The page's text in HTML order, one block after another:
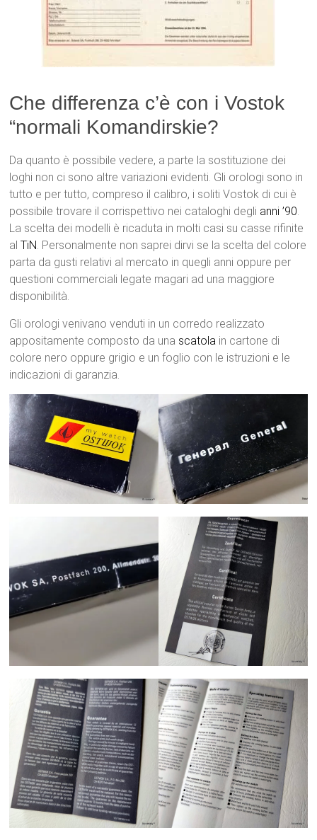
Che differenza c’è con i Vostok
“normali Komandirskie?
Da quanto è possibile vedere, a parte la sostituzione dei
loghi non ci sono altre variazioni evidenti. Gli orologi sono in
tutto e per tutto, compreso il calibro, i soliti Vostok di cui è
possibile trovare il corrispettivo nei cataloghi degli anni ’90.
La scelta dei modelli è ricaduta in molti casi su casse rifinite
alTiN. Personalmente non saprei dirvi se la scelta del colore
parta da gusti relativi al mercato in quegli anni oppure per
questioni commerciali legate magari ad una maggiore
disponibilità.
Gli orologi venivano venduti in un corredo realizzato
appositamente composto da una scatola in cartone di
colore nero oppure grigio e un foglio con le istruzioni e le
indicazioni di garanzia.